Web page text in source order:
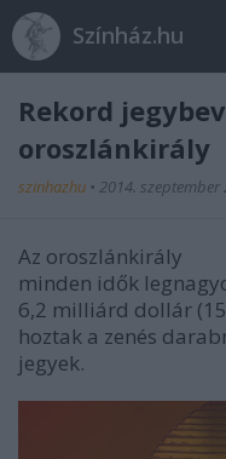
Színház.hu
Rekord
oroszlánkirály
szinhazhu • 2014. szeptember
Az oroszlánkirály
minden idők
6,2 milliárd dollár
hoztak a zenés
jegyek.